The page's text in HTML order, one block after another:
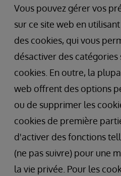
Vous pouvez gérer vos
sur ce site web en
des cookies, qui vous
désactiver des catégories
cookies. En outre, la
web offrent des options
ou de supprimer les
cookies de première
d'activer des fonctions
(ne pas suivre) pour une
la vie privée. Pour les